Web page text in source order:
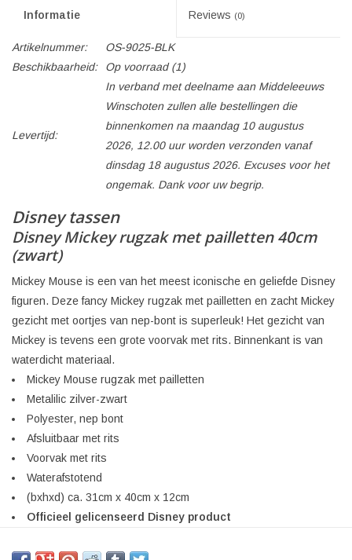
Informatie Reviews (0)
Artikelnummer:
OS-9025-BLK
Beschikbaarheid:
Op voorraad(1)
Levertijd:
In verband met deelname aan Middeleeuws
Winschoten zullen alle bestellingen die
binnenkomen na maandag 10 augustus
2026, 12.00 uur worden verzonden vanaf
dinsdag 18 augustus 2026. Excuses voor het
ongemak. Dank voor uw begrip.
Disney tassen
Disney Mickey rugzak met pailletten 40cm
(zwart)
Mickey Mouse is een van het meest iconische en geliefde Disney
figuren. Deze fancy Mickey rugzak met pailletten en zacht Mickey
gezicht met oortjes van nep-bont is superleuk! Het gezicht van
Mickey is tevens een grote voorvak met rits. Binnenkant is van
waterdicht materiaal.
Mickey Mouse rugzak met pailletten
Metalilic zilver-zwart
Polyester, nep bont
Afsluitbaar met rits
Voorvak met rits
Waterafstotend
(bxhxd) ca. 31cm x 40cm x 12cm
Officieel gelicenseerd Disney product